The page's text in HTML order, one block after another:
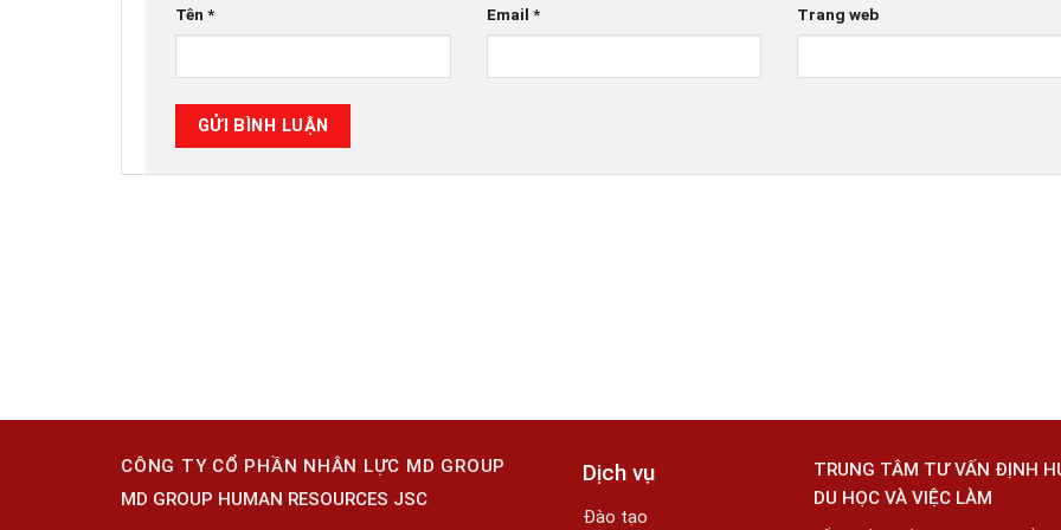
Tên * Email * Trang web
CÔNG TY CỔ PHẦN NHÂN LỰC MD GROUP
MD GROUP HUMAN RESOURCES JSC
Dịch vụ
Đào tạo
TRUNG TÂM TƯ VẤN ĐỊNH
DU HỌC VÀ VIỆC LÀM